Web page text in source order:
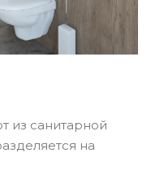
из санитарной
на